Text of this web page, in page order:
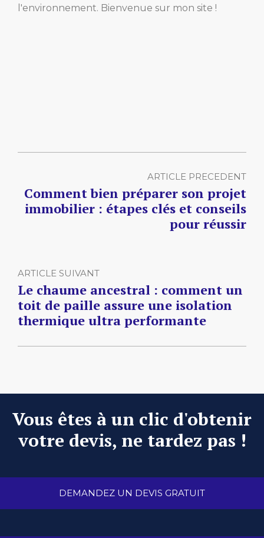
l'environnement. Bienvenue sur mon site !
ARTICLE PRECEDENT
Comment bien préparer son projet
immobilier : étapes clés et conseils
pour réussir
ARTICLE SUIVANT
Le chaume ancestral : comment un
toit de paille assure une isolation
thermique ultra performante
Vous êtes à un clic d'obtenir
votre devis, ne tardez pas !
DEMANDEZ UN DEVIS GRATUIT